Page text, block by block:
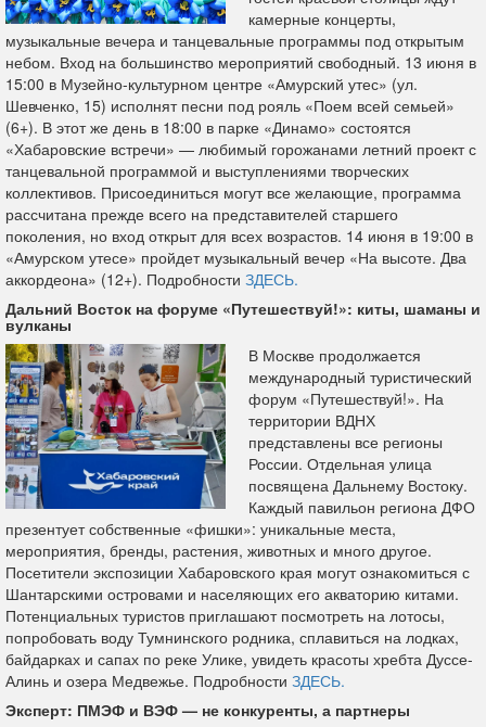
камерные концерты,
музыкальные вечера и танцевальные программы под открытым
небом. Вход на большинство мероприятий свободный. 13 июня в
15:00 в Музейно-культурном центре «Амурский утес» (ул.
Шевченко, 15) исполнят песни под рояль «Поем всей семьей»
(6+). В этот же день в 18:00 в парке «Динамо» состоятся
«Хабаровские встречи» — любимый горожанами летний проект с
танцевальной программой и выступлениями творческих
коллективов. Присоединиться могут все желающие, программа
рассчитана прежде всего на представителей старшего
поколения, но вход открыт для всех возрастов. 14 июня в 19:00 в
«Амурском утесе» пройдет музыкальный вечер «На высоте. Два
аккордеона» (12+). Подробности ЗДЕСЬ.
Дальний Восток на форуме «Путешествуй!»: киты, шаманы и
вулканы
В Москве продолжается
международный туристический
форум «Путешествуй!». На
территории ВДНХ
представлены все регионы
России. Отдельная улица
посвящена Дальнему Востоку.
Каждый павильон региона ДФО
презентует собственные «фишки»: уникальные места,
мероприятия, бренды, растения, животных и много другое.
Посетители экспозиции Хабаровского края могут ознакомиться с
Шантарскими островами и населяющих его акваторию китами.
Потенциальных туристов приглашают посмотреть на лотосы,
попробовать воду Тумнинского родника, сплавиться на лодках,
байдарках и сапах по реке Улике, увидеть красоты хребта Дуссе-
Алинь и озера Медвежье. Подробности ЗДЕСЬ.
Эксперт: ПМЭФ и ВЭФ — не конкуренты, а партнеры